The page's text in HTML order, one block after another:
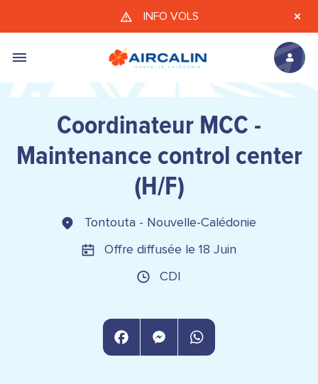
Aller au contenu principal
INFO VOLS
Coordinateur MCC -
Maintenance control center
(H/F)
Tontouta - Nouvelle-Calédonie
Offre diffusée le 18 Juin
CDI